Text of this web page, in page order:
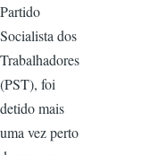
Partido
Socialista dos
Trabalhadores
(PST), foi
detido mais
uma vez perto